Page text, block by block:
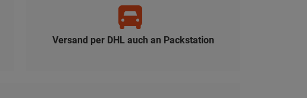
Versand per DHL auch an Packstation